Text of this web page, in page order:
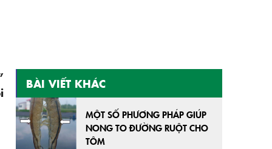
BÀI VIẾT KHÁC
MỘT SỐ PHƯƠNG PHÁP GIÚP
NONG TO ĐƯỜNG RUỘT CHO
TÔM